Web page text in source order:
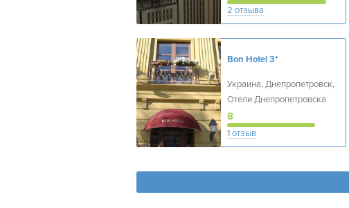
2 отзыва
Bon Hotel 3*
Украина, Днепропетровск,
Отели Днепропетровска
8
1 отзыв